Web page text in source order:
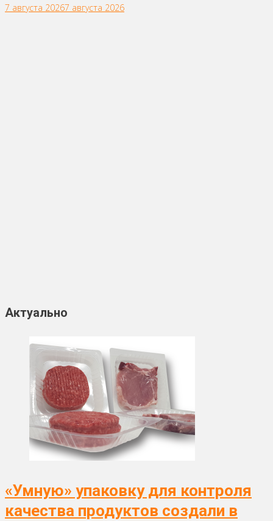
7 августа 20267 августа 2026
Актуально
«Умную» упаковку для контроля
качества продуктов создали в